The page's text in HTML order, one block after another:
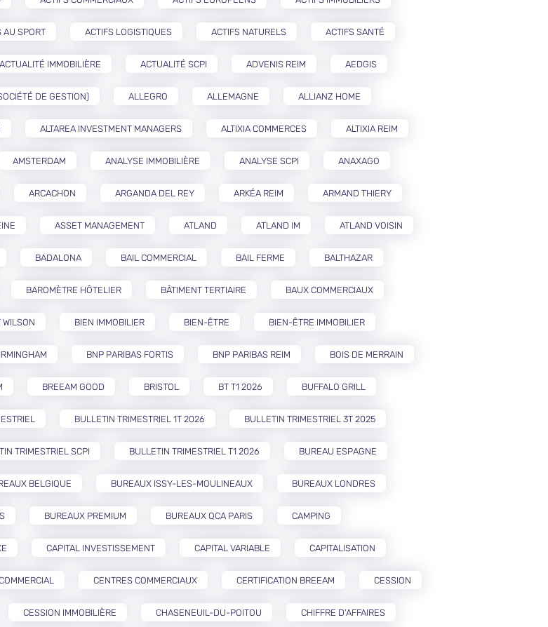
AU SPORT ACTIFS LOGISTIQUES ACTIFS NATURELS ACTIFS SANTÉ
ACTUALITÉ IMMOBILIÈRE ACTUALITÉ SCPI ADVENIS REIM AEDGIS
DE GESTION) ALLEGRO ALLEMAGNE ALLIANZ HOME
ALTAREA INVESTMENT MANAGERS ALTIXIA COMMERCES ALTIXIA REIM
AMSTERDAM ANALYSE IMMOBILIÈRE ANALYSE SCPI ANAXAGO
ARCACHON ARGANDA DEL REY ARKÉA REIM ARMAND THIERY
ASSET MANAGEMENT ATLAND ATLAND IM ATLAND VOISIN
BADALONA BAIL COMMERCIAL BAIL FERME BALTHAZAR
BAROMÈTRE HÔTELIER BÂTIMENT TERTIAIRE BAUX COMMERCIAUX
WILSON BIEN IMMOBILIER BIEN-ÊTRE BIEN-ÊTRE IMMOBILIER
BNP PARIBAS FORTIS BNP PARIBAS REIM BOIS DE MERRAIN
BREEAM GOOD BRISTOL BT T1 2026 BUFFALO GRILL
BULLETIN TRIMESTRIEL 1T 2026 BULLETIN TRIMESTRIEL 3T 2025
TRIMESTRIEL SCPI BULLETIN TRIMESTRIEL T1 2026 BUREAU ESPAGNE
BELGIQUE BUREAUX ISSY-LES-MOULINEAUX BUREAUX LONDRES
BUREAUX PREMIUM BUREAUX QCA PARIS CAMPING
CAPITAL INVESTISSEMENT CAPITAL VARIABLE CAPITALISATION
CENTRES COMMERCIAUX CERTIFICATION BREEAM CESSION
CESSION IMMOBILIÈRE CHASENEUIL-DU-POITOU CHIFFRE D'AFFAIRES